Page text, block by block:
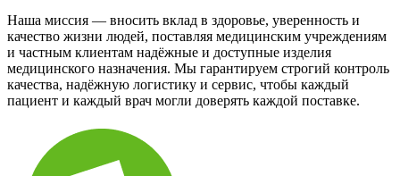
Наша миссия — вносить вклад в здоровье, уверенность и
качество жизни людей, поставляя медицинским учреждениям
и частным клиентам надёжные и доступные изделия
медицинского назначения. Мы гарантируем строгий контроль
качества, надёжную логистику и сервис, чтобы каждый
пациент и каждый врач могли доверять каждой поставке.